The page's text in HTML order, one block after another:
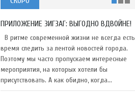
ПРИЛОЖЕНИЕ ЗИГЗАГ: ВЫГОДНО ВДВОЙНЕ!
В ритме современной жизни не всегда есть
время следить за лентой новостей города.
Поэтому мы часто пропускаем интересные
мероприятия, на которых хотели бы
присутствовать. А как обидно, когда...